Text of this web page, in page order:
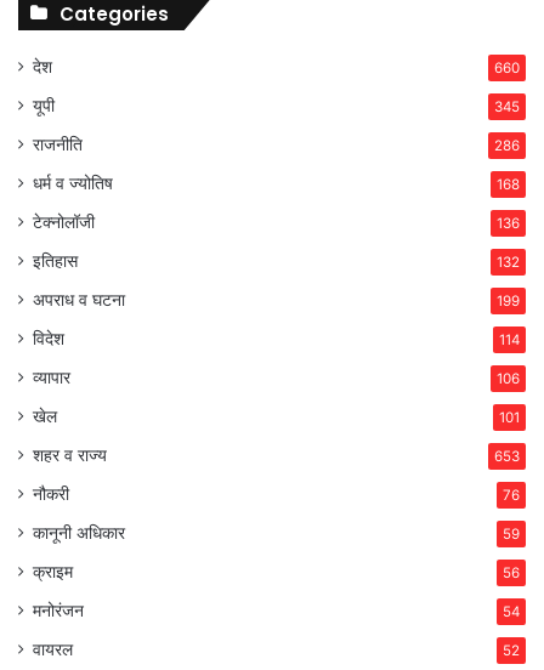
Categories
देश 660
यूपी 345
राजनीति 286
धर्म व ज्योतिष 168
टेक्नोलॉजी 136
इतिहास 132
अपराध व घटना 199
विदेश 114
व्यापार 106
खेल 101
शहर व राज्य 653
नौकरी 76
कानूनी अधिकार 59
क्राइम 56
मनोरंजन 54
वायरल 52